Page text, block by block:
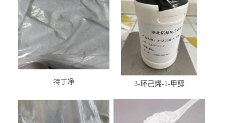
特丁净 3-环己烯-1-甲醇